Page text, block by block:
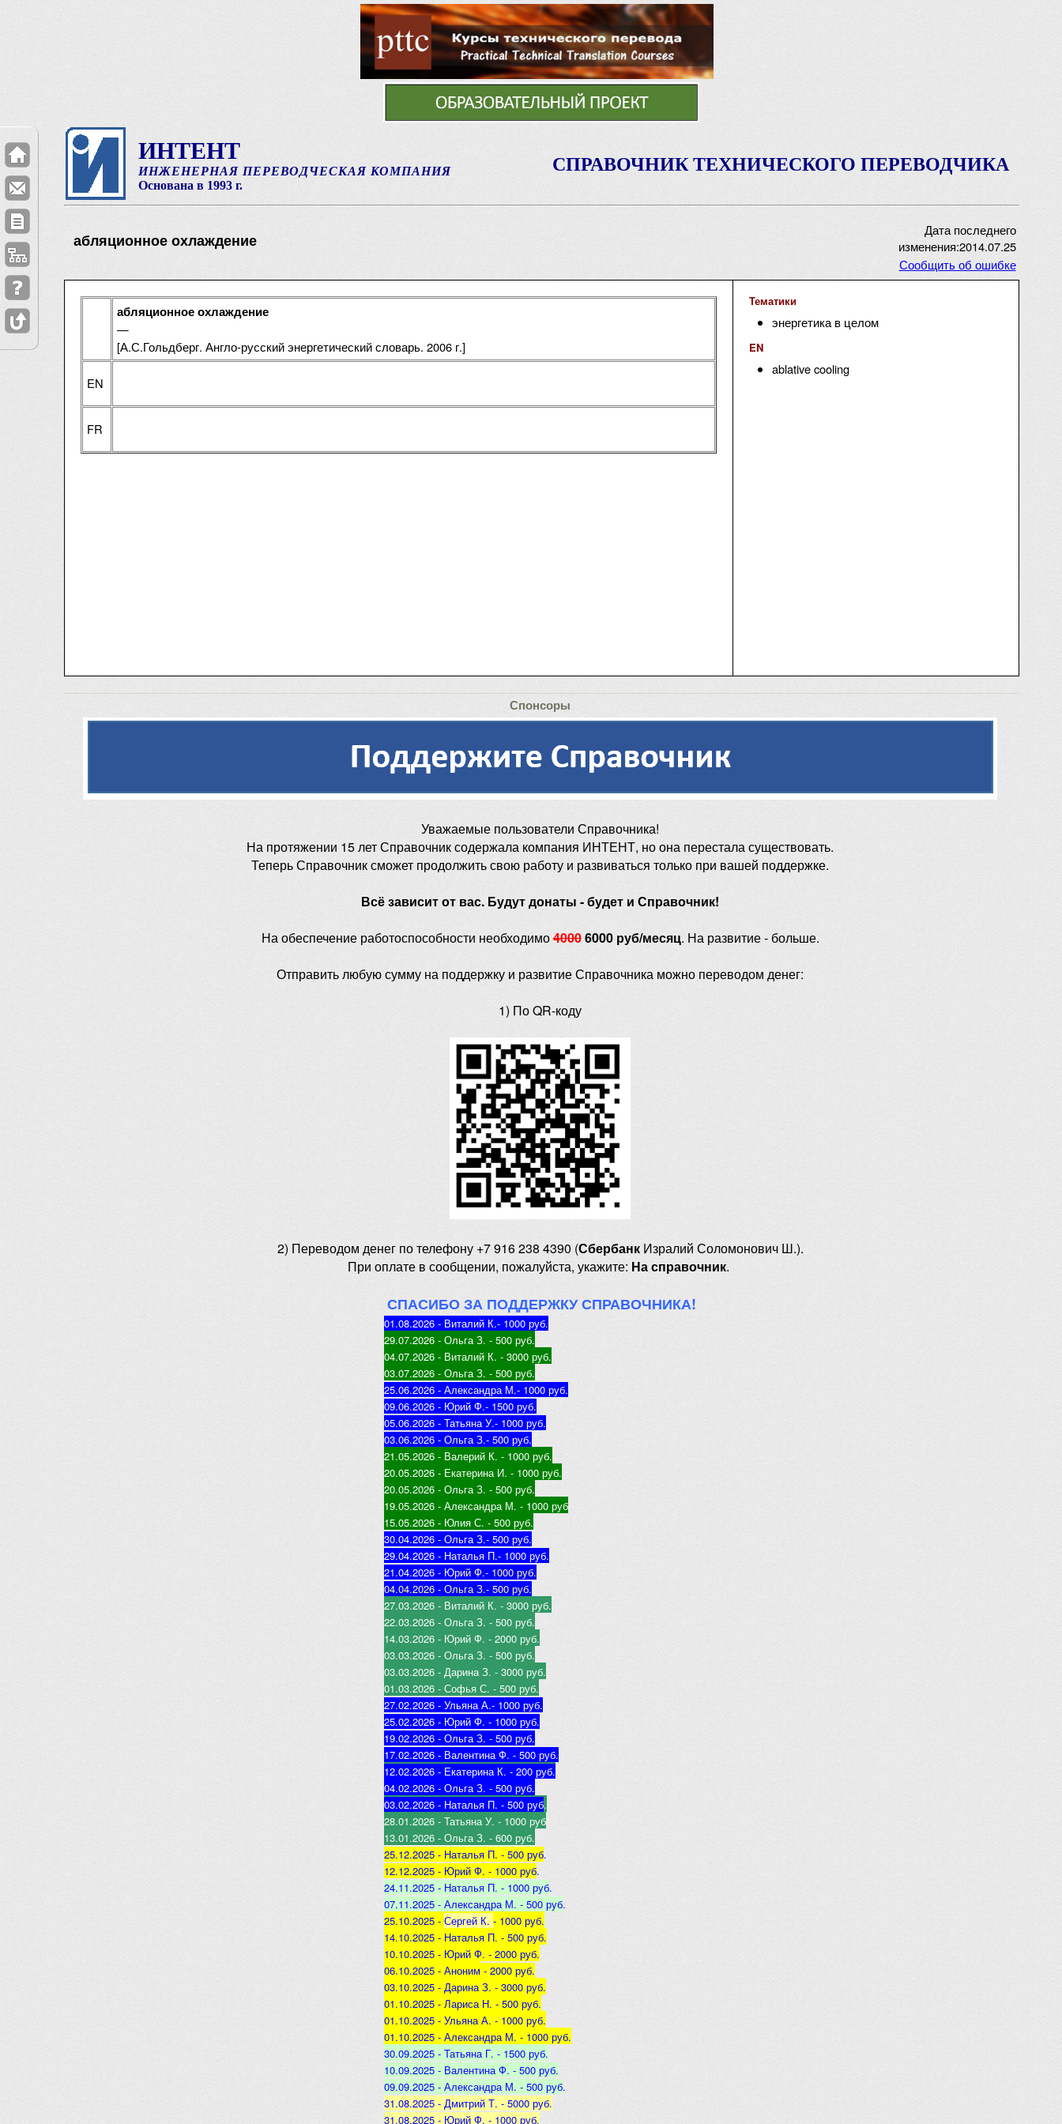
ИНТЕНТ
ИНЖЕНЕРНАЯ ПЕРЕВОДЧЕСКАЯ КОМПАНИЯ
Основана в 1993 г.
СПРАВОЧНИК ТЕХНИЧЕСКОГО ПЕРЕВОДЧИКА
абляционное охлаждение
Дата последнего
изменения:2014.07.25
Сообщить об ошибке
абляционное охлаждение
—
[А.С.Гольдберг. Англо-русский энергетический словарь. 2006 г.]
EN
FR
Тематики
энергетика в целом
EN
ablative cooling
Спонсоры
Уважаемые пользователи Справочника!
На протяжении 15 лет Справочник содержала компания ИНТЕНТ, но она перестала существовать.
Теперь Справочник сможет продолжить свою работу и развиваться только при вашей поддержке.
Всё зависит от вас. Будут донаты - будет и Справочник!
На обеспечение работоспособности необходимо40006000 руб/месяц. На развитие - больше.
Отправить любую сумму на поддержку и развитие Справочника можно переводом денег:
1) По QR-коду
2) Переводом денег по телефону +7 916 238 4390 (Сбербанк Изралий Соломонович Ш.).
При оплате в сообщении, пожалуйста, укажите: На справочник.
СПАСИБО ЗА ПОДДЕРЖКУ СПРАВОЧНИКА!
01.08.2026 - Виталий К.- 1000 руб.
29.07.2026 - Ольга З. - 500 руб.
04.07.2026 - Виталий К. - 3000 руб.
03.07.2026 - Ольга З. - 500 руб.
25.06.2026 - Александра М.- 1000 руб.
09.06.2026 - Юрий Ф.- 1500 руб.
05.06.2026 - Татьяна У.- 1000 руб.
03.06.2026 - Ольга З.- 500 руб.
21.05.2026 - Валерий К. - 1000 руб.
20.05.2026 - Екатерина И. - 1000 руб.
20.05.2026 - Ольга З. - 500 руб.
19.05.2026 - Александра М. - 1000 руб
15.05.2026 - Юлия С. - 500 руб.
30.04.2026 - Ольга З.- 500 руб.
29.04.2026 - Наталья П.- 1000 руб.
21.04.2026 - Юрий Ф.- 1000 руб.
04.04.2026 - Ольга З.- 500 руб.
27.03.2026 - Виталий К. - 3000 руб.
22.03.2026 - Ольга З. - 500 руб.
14.03.2026 - Юрий Ф. - 2000 руб.
03.03.2026 - Ольга З. - 500 руб.
03.03.2026 - Дарина З. - 3000 руб.
01.03.2026 - Софья С. - 500 руб.
27.02.2026 - Ульяна А.- 1000 руб.
25.02.2026 - Юрий Ф. - 1000 руб.
19.02.2026 - Ольга З. - 500 руб.
17.02.2026 - Валентина Ф. - 500 руб.
12.02.2026 - Екатерина К. - 200 руб.
04.02.2026 - Ольга З. - 500 руб.
03.02.2026 - Наталья П. - 500 руб.
28.01.2026 - Татьяна У. - 1000 руб
13.01.2026 - ОльгаЗ. - 600 руб.
25.12.2025 - Наталья П. - 500 руб.
12.12.2025 - Юрий Ф. - 1000 руб.
24.11.2025 - Наталья П. - 1000 руб.
07.11.2025 - Александра М. - 500 руб.
25.10.2025 - Сергей К. - 1000 руб.
14.10.2025 - Наталья П. - 500 руб.
10.10.2025 - Юрий Ф. - 2000 руб.
06.10.2025 - Аноним - 2000 руб.
03.10.2025 - Дарина З. - 3000 руб.
01.10.2025 - Лариса Н. - 500 руб.
01.10.2025 - Ульяна А. - 1000 руб.
01.10.2025 - Александра М. - 1000 руб.
30.09.2025 - Татьяна Г. - 1500 руб.
10.09.2025 - Валентина Ф. - 500 руб.
09.09.2025 - Александра М. - 500 руб.
31.08.2025 - Дмитрий Т. - 5000 руб.
31.08.2025 - Юрий Ф. - 1000 руб.